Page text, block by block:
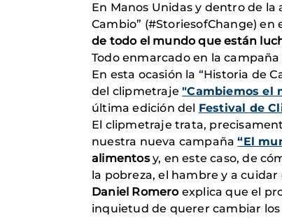
En Manos Unidas y dentro de
Cambio” (#StoriesofChange) en
de todo el mundo que están
Todo enmarcado en la campaña
En esta ocasión la “Historia de
del clipmetraje"Cambiemos el
última edición del Festival de
El clipmetraje trata,
nuestra nueva campaña“El
alimentosy, en este caso, de
la pobreza, el hambre y a cuidar
Daniel Romeroexplica que el
inquietud de querer cambiar los